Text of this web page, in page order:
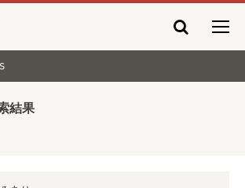
結果